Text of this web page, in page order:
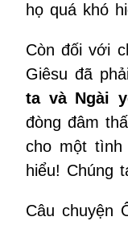
họ quá khó
Còn đối với
Giêsu đã
ta và Ngài
đòng đâm
cho một
hiểu! Chúng
Câu chuyện